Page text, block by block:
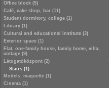
Office block (5)
Café, cake shop, bar (11)
Student dormitory, college (1)
Library (1)
Cultural and educational institute (3)
Exterior space (1)
Flat, one-family house, family home, villa,
cottage (9)
Látogatóközpont (2)
Stairs (1)
Models, maquette (1)
Cinema (1)